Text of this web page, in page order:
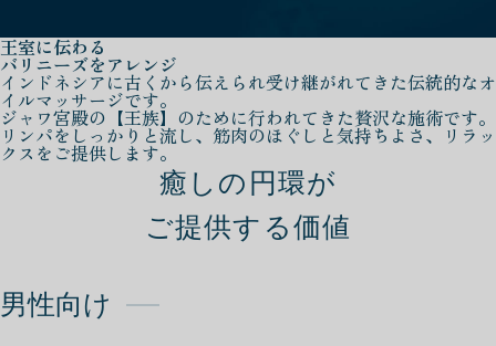
王室に伝わる
バリニーズをアレンジ
インドネシアに古くから伝えられ受け継がれてきた伝統的なオ
イルマッサージです。
ジャワ宮殿の【王族】のために行われてきた贅沢な施術です。
リンパをしっかりと流し、筋肉のほぐしと気持ちよさ、リラッ
クスをご提供します。
癒しの円環が
ご提供する価値
男性向け